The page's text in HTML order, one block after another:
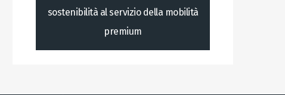
sostenibilità al servizio della mobilità
premium